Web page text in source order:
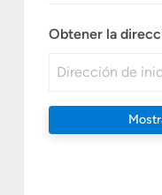
Obtener la